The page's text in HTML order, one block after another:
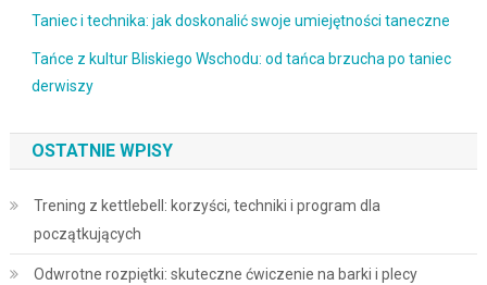
Taniec i technika: jak doskonalić swoje umiejętności taneczne
Tańce z kultur Bliskiego Wschodu: od tańca brzucha po taniec
derwiszy
OSTATNIE WPISY
Trening z kettlebell: korzyści, techniki i program dla
początkujących
Odwrotne rozpiętki: skuteczne ćwiczenie na barki i plecy